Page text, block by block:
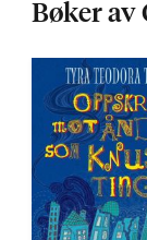
Bøker av